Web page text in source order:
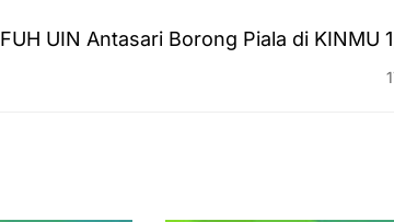
FUH UIN Antasari Borong Piala di KINMU
Para Nama Mahasiswa